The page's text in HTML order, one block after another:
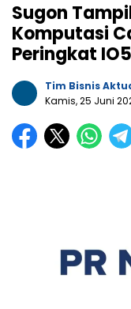
Sugon
Komputasi
Peringkat
Tim Bisnis
Kamis, 25 Juni